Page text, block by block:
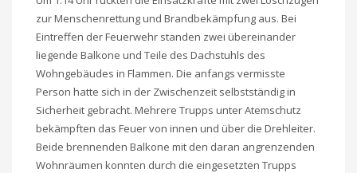
zur Menschenrettung und Brandbekämpfung aus. Bei
Eintreffen der Feuerwehr standen zwei übereinander
liegende Balkone und Teile des Dachstuhls des
Wohngebäudes in Flammen. Die anfangs vermisste
Person hatte sich in der Zwischenzeit selbstständig in
Sicherheit gebracht. Mehrere Trupps unter Atemschutz
bekämpften das Feuer von innen und über die Drehleiter.
Beide brennenden Balkone mit den daran angrenzenden
Wohnräumen konnten durch die eingesetzten Trupps